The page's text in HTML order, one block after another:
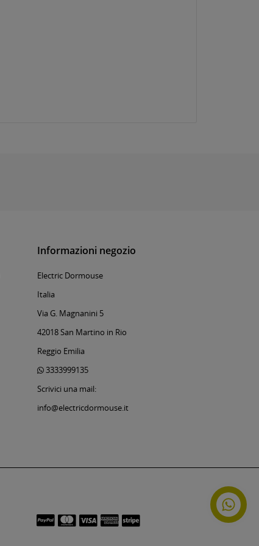
Informazioni negozio
Electric Dormouse
Italia
Via G. Magnanini 5
42018 San Martino in Rio
Reggio Emilia
3333999135
Scrivici una mail:
info@electricdormouse.it